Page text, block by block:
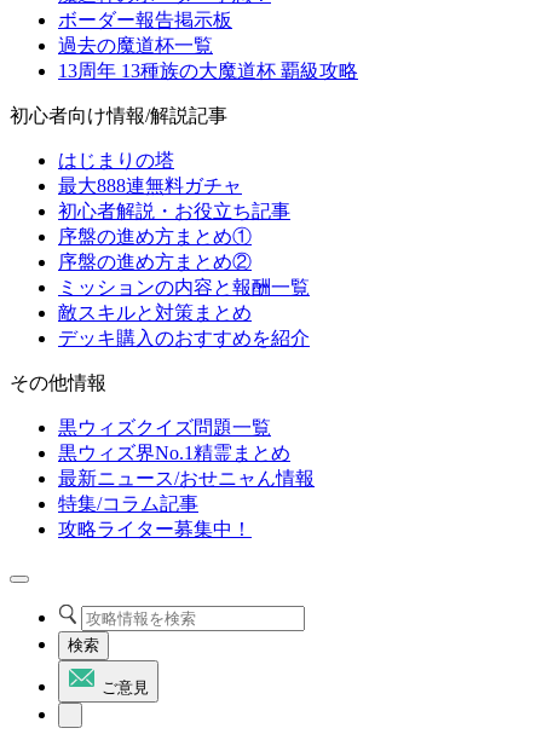
ボーダー報告掲示板
過去の魔道杯一覧
13周年 13種族の大魔道杯 覇級攻略
初心者向け情報/解説記事
はじまりの塔
最大888連無料ガチャ
初心者解説・お役立ち記事
序盤の進め方まとめ①
序盤の進め方まとめ②
ミッションの内容と報酬一覧
敵スキルと対策まとめ
デッキ購入のおすすめを紹介
その他情報
黒ウィズクイズ問題一覧
黒ウィズ界No.1精霊まとめ
最新ニュース/おせニャん情報
特集/コラム記事
攻略ライター募集中！
検索
ご意見